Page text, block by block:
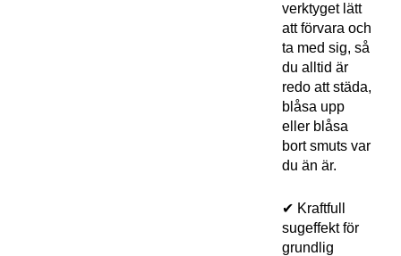
verktyget lätt
att förvara och
ta med sig, så
du alltid är
redo att städa,
blåsa upp
eller blåsa
bort smuts var
du än är.
✔ Kraftfull
sugeffekt för
grundlig